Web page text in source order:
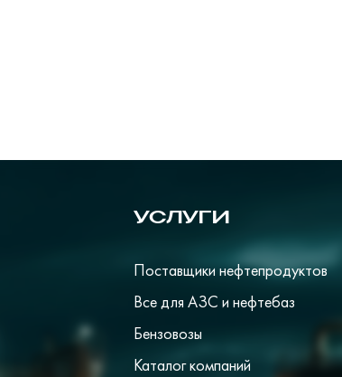
УСЛУГИ
Поставщики нефтепродуктов
Все для АЗС и нефтебаз
Бензовозы
Каталог компаний